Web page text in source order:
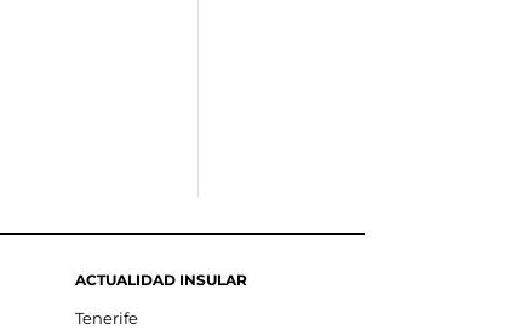
ACTUALIDAD INSULAR
Tenerife